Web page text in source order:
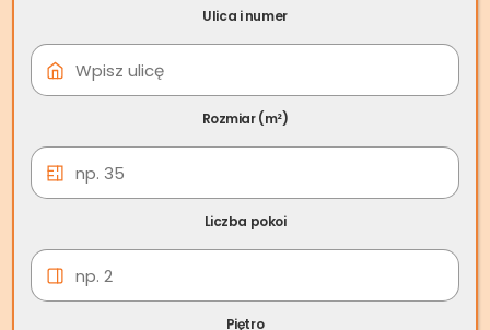
18 lisIle trwa postępowanie
egzekucyjne?
Ile trwa postępowanie
egzekucyjne?
Postępowanie egzekucyjne to proces trudny i stresujący,
stąd osoby zadłużone często zadają pytanie:
ile trwa
Ulica i numer
Rozmiar (m²)
Liczba pokoi
Piętro